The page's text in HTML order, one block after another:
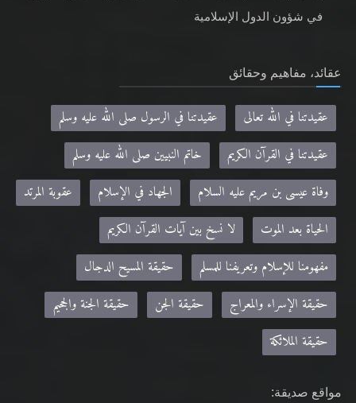
عقيدتنا في الله تعالى
عقيدتنا في الرسول صلى الله عليه وسلم
عقيدتنا في القرآن الكريم
خاتم النبيين صلى الله عليه وسلم
وفاة عيسى بن مريم عليه السلام
الجهاد في الإسلام
الحياة بعد الموت
لا نسخ بين آيات القرآن الكريم
مفهومنا للإسلام وتعريفنا للمسلم
حقيقة المسيح الدجال
حقيقة الإسراء والمعراج
حقيقة الجن
حقيقة الجنة والجحيم
حقيقة الملائكة
مواقع صديقة:
Khilafa.net - موقع حضرة مرزا مسرور أحمد نصره الله